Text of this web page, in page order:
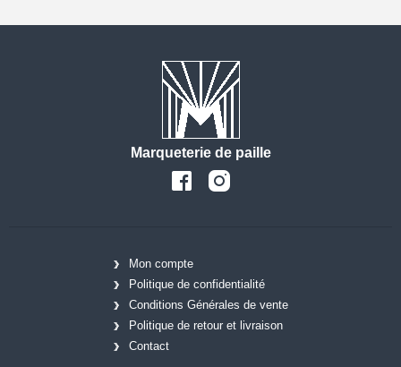
Marqueterie de paille
Mon compte
Politique de confidentialité
Conditions Générales de vente
Politique de retour et livraison
Contact